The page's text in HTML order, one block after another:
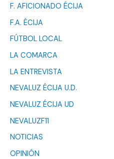
F. AFICIONADO ÉCIJA
F.A. ÉCIJA
FÚTBOL LOCAL
LA COMARCA
LA ENTREVISTA
NEVALUZ ÉCIJA U.D.
NEVALUZ ÉCIJA UD
NEVALUZF11
NOTICIAS
OPINIÓN